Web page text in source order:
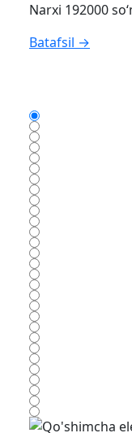
Narxi 192000
Batafsil →